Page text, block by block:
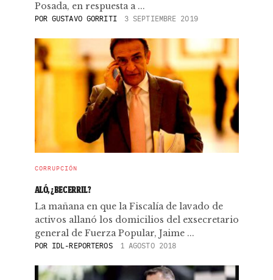
Posada, en respuesta a ...
POR GUSTAVO GORRITI 3 SEPTIEMBRE 2019
CORRUPCIÓN
ALÓ, ¿BECERRIL?
La mañana en que la Fiscalía de lavado de
activos allanó los domicilios del exsecretario
general de Fuerza Popular, Jaime ...
POR IDL-REPORTEROS 1 AGOSTO 2018